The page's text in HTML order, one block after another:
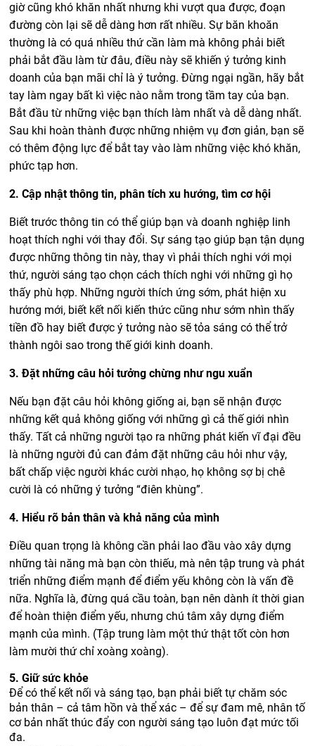
giờ cũng khó khăn nhất nhưng khi vượt qua được, đoạn
đường còn lại sẽ dễ dàng hơn rất nhiều. Sự băn khoăn
thường là có quá nhiều thứ cần làm mà không phải biết
phải bắt đầu làm từ đâu, điều này sẽ khiến ý tưởng kinh
doanh của bạn mãi chỉ là ý tưởng. Đừng ngại ngần, hãy bắt
tay làm ngay bất kì việc nào nằm trong tầm tay của bạn.
Bắt đầu từ những việc bạn thích làm nhất và dễ dàng nhất.
Sau khi hoàn thành được những nhiệm vụ đơn giản, bạn sẽ
có thêm động lực để bắt tay vào làm những việc khó khăn,
phức tạp hơn.
2. Cập nhật thông tin, phân tích xu hướng, tìm cơ hội
Biết trước thông tin có thể giúp bạn và doanh nghiệp linh
hoạt thích nghi với thay đổi. Sự sáng tạo giúp bạn tận dụng
được những thông tin này, thay vì phải thích nghi với mọi
thứ, người sáng tạo chọn cách thích nghi với những gì họ
thấy phù hợp. Những người thích ứng sớm, phát hiện xu
hướng mới, biết kết nối kiến thức cũng như sớm nhìn thấy
tiền đồ hay biết được ý tưởng nào sẽ tỏa sáng có thể trở
thành ngôi sao trong thế giới kinh doanh.
3. Đặt những câu hỏi tưởng chừng như ngu xuẩn
Nếu bạn đặt câu hỏi không giống ai, bạn sẽ nhận được
những kết quả không giống với những gì cả thế giới nhìn
thấy. Tất cả những người tạo ra những phát kiến vĩ đại đều
là những người đủ can đảm đặt những câu hỏi như vậy,
bất chấp việc người khác cười nhạo, họ không sợ bị chê
cười là có những ý tưởng “điên khùng”.
4. Hiểu rõ bản thân và khả năng của mình
Điều quan trọng là không cần phải lao đầu vào xây dựng
những tài năng mà bạn còn thiếu, mà nên tập trung và phát
triển những điểm mạnh để điểm yếu không còn là vấn đề
nữa. Nghĩa là, đừng quá cầu toàn, bạn nên dành ít thời gian
để hoàn thiện điểm yếu, nhưng chú tâm xây dựng điểm
mạnh của mình. (Tập trung làm một thứ thật tốt còn hơn
làm mười thứ chỉ xoàng xoàng).
5. Giữ sức khỏe
Để có thể kết nối và sáng tạo, bạn phải biết tự chăm sóc
bản thân – cả tâm hồn và thể xác – để sự đam mê, nhân tố
cơ bản nhất thúc đẩy con người sáng tạo luôn đạt mức tối
đa.